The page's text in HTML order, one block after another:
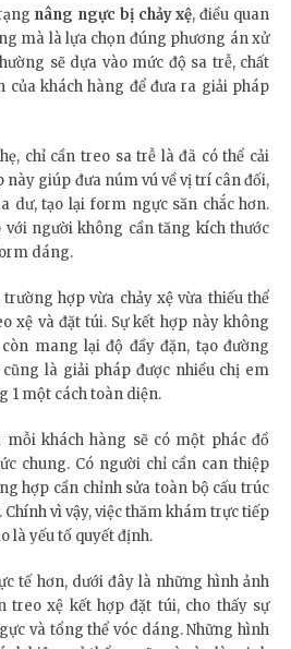
nâng ngực bị chảy xệ, điều quan
mà là lựa chọn đúng phương án xử
sẽ dựa vào mức độ sa trễ, chất
khách hàng để đưa ra giải pháp
chỉ cần treo sa trễ là đã có thể cải
này giúp đưa núm vú về vị trí cân đối,
dư, tạo lại form ngực săn chắc hơn.
người không cần tăng kích thước
dáng.
hợp vừa chảy xệ vừa thiếu thể
xệ và đặt túi. Sự kết hợp này không
mang lại độ đầy đặn, tạo đường
là giải pháp được nhiều chị em
1 một cách toàn diện.
khách hàng sẽ có một phác đồ
chung. Có người chỉ cần can thiệp
hợp cần chỉnh sửa toàn bộ cấu trúc
Chính vì vậy, việc thăm khám trực tiếp
là yếu tố quyết định.
tế hơn, dưới đây là những hình ảnh
treo xệ kết hợp đặt túi, cho thấy sự
và tổng thể vóc dáng. Những hình